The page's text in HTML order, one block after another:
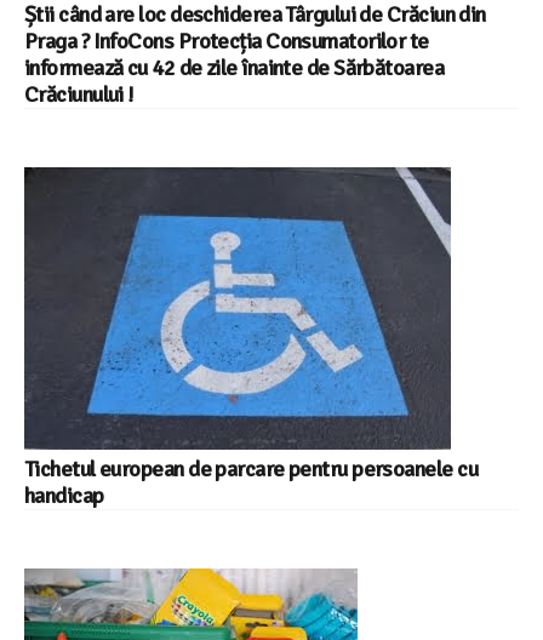
Știi când are loc deschiderea Târgului de Crăciun din
Praga ? InfoCons Protecția Consumatorilor te
informează cu 42 de zile înainte de Sărbătoarea
Crăciunului !
Tichetul european de parcare pentru persoanele cu
handicap